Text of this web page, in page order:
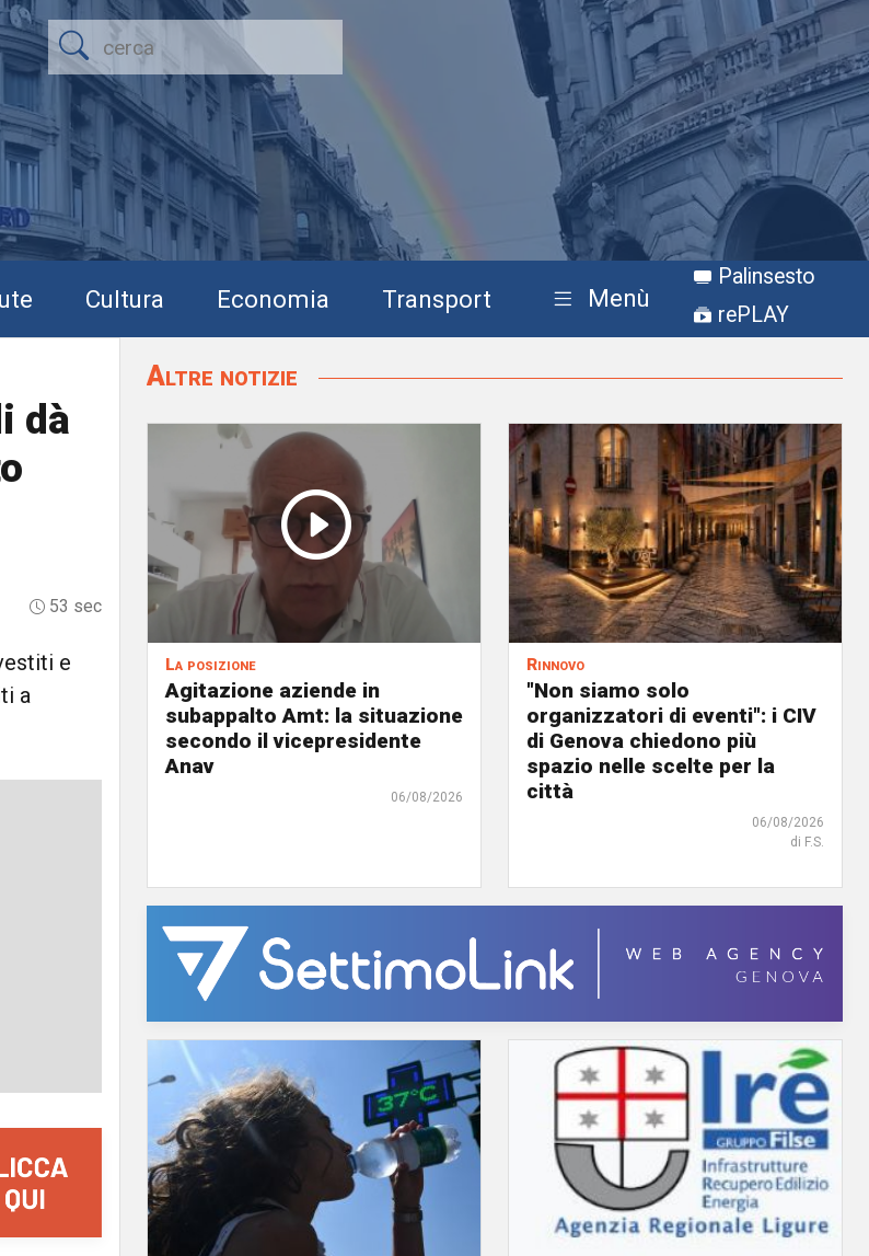
Cultura Economia Transport Menù
Palinsesto
rePLAY
dà
53 sec
e
a
Altre notizie
La posizione
Agitazione aziende in
subappalto Amt: la situazione
secondo il vicepresidente
Anav
06/08/2026
Rinnovo
"Non siamo solo
organizzatori di eventi": i CIV
di Genova chiedono più
spazio nelle scelte per la
città
06/08/2026
di F.S.